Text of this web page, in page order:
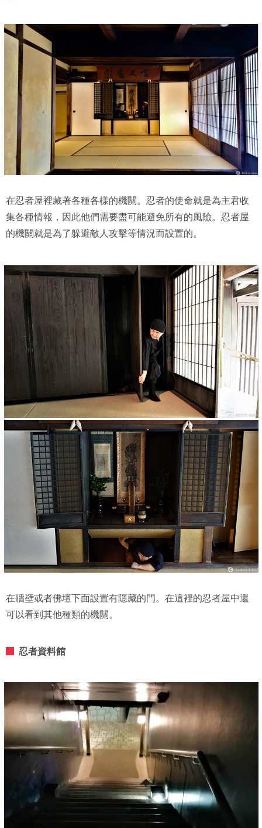
在忍者屋裡藏著各種各樣的機關。忍者的使命就是為主君收
集各種情報，因此他們需要盡可能避免所有的風險。忍者屋
的機關就是為了躲避敵人攻擊等情況而設置的。
在牆壁或者佛壇下面設置有隱藏的門。在這裡的忍者屋中還
可以看到其他種類的機關。
忍者資料館